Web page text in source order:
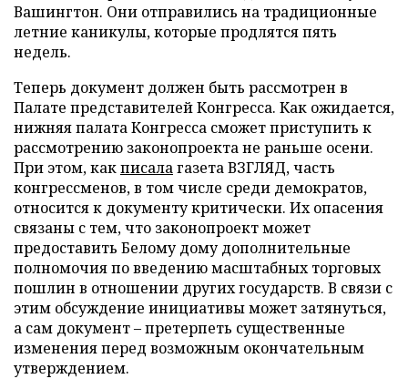
Вашингтон. Они отправились на традиционные
летние каникулы, которые продлятся пять
недель.
Теперь документ должен быть рассмотрен в
Палате представителей Конгресса. Как ожидается,
нижняя палата Конгресса сможет приступить к
рассмотрению законопроекта не раньше осени.
При этом, какписалагазета ВЗГЛЯД, часть
конгрессменов, в том числе среди демократов,
относится к документу критически. Их опасения
связаны с тем, что законопроект может
предоставить Белому дому дополнительные
полномочия по введению масштабных торговых
пошлин в отношении других государств. В связи с
этим обсуждение инициативы может затянуться,
а сам документ – претерпеть существенные
изменения перед возможным окончательным
утверждением.